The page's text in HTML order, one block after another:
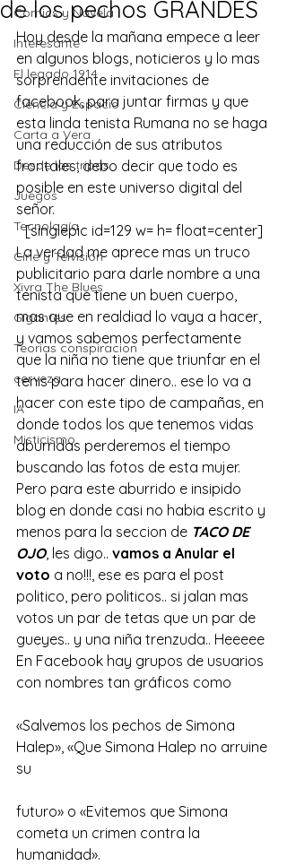
Comics y Novela
Interesante
El legado 1914
Ciencia y Espacio
Carta a Vera
Desde las tripas
Juegos
Tecnología
Cine y Telvisión
Xivra The Blues
Gigantes
Teorias conspiracion
cerveza
IA
Misticismo
de los pechos GRANDES
Hoy desde la mañana empece a leer
en algunos blogs, noticieros y lo mas
sorprendente invitaciones de
facebook, para juntar firmas y que
esta linda tenista Rumana no se haga
una reducción de sus atributos
frontales, debo decir que todo es
posible en este universo digital del
señor.
[singlepic id=129 w= h= float=center]
La verdad me aprece mas un truco
publicitario para darle nombre a una
tenista que tiene un buen cuerpo,
mas que en realdiad lo vaya a hacer,
y vamos sabemos perfectamente
que la niña no tiene que triunfar en el
tenis para hacer dinero.. ese lo va a
hacer con este tipo de campañas, en
donde todos los que tenemos vidas
aburridas perderemos el tiempo
buscando las fotos de esta mujer.
Pero para este aburrido e insipido
blog en donde casi no habia escrito y
menos para la seccion de TACO DE
OJO, les digo.. vamos a Anular el
voto a no!!!, ese es para el post
politico, pero politicos.. si jalan mas
votos un par de tetas que un par de
gueyes.. y una niña trenzuda.. Heeeee
En Facebook hay grupos de usuarios
con nombres tan gráficos como
«Salvemos los pechos de Simona
Halep», «Que Simona Halep no arruine
su
futuro» o «Evitemos que Simona
cometa un crimen contra la
humanidad».